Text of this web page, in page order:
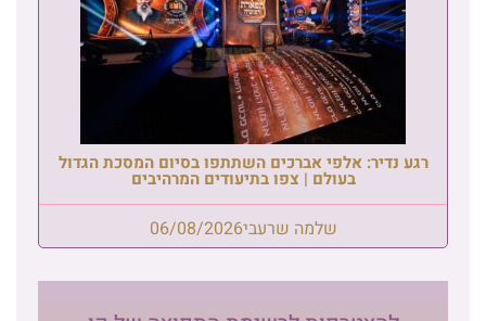
רגע נדיר: אלפי אברכים השתתפו בסיום המסכת הגדול
בעולם | צפו בתיעודים המרהיבים
שלמה שרעבי06/08/2026